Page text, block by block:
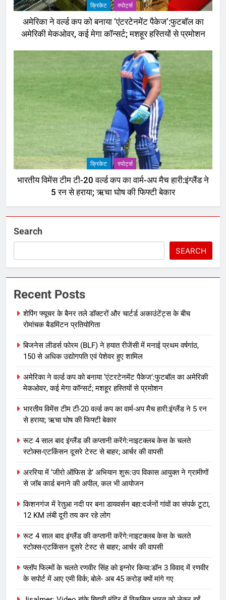
क्रिकेट ‎स्पोर्ट्स
अमेरिका ने वर्ल्ड कप को बनाया ‘एंटरटेनमेंट पैकेज’:फुटबॉल का
अमेरिकी मेकओवर, कई मेगा कॉन्सर्ट; मशहूर हस्तियों से प्रमोशन
क्रिकेट ‎स्पोर्ट्स
भारतीय विमेंस टीम टी-20 वर्ल्ड कप का वार्म-अप मैच हारी:इंग्लैंड ने
5 रन से हराया; ऋचा घोष की फिफ्टी बेकार
Search
SEARCH
Recent Posts
शेपिंग फ्यूचर के बैनर तले डॉक्टरों और चार्टर्ड अकाउंटेंट्स के बीच
रोमांचक बैडमिंटन प्रतियोगिता
बिजनेस लीडर्स फोरम (BLF) ने हयात रीजेंसी में मनाई प्रथम वर्षगांठ,
150 से अधिक उद्योगपति एवं पेशेवर हुए शामिल
अमेरिका ने वर्ल्ड कप को बनाया ‘एंटरटेनमेंट पैकेज’:फुटबॉल का अमेरिकी
मेकओवर, कई मेगा कॉन्सर्ट; मशहूर हस्तियों से प्रमोशन
भारतीय विमेंस टीम टी-20 वर्ल्ड कप का वार्म-अप मैच हारी:इंग्लैंड ने 5 रन
से हराया; ऋचा घोष की फिफ्टी बेकार
रूट 4 साल बाद इंग्लैंड की कप्तानी करेंगे:नाइटक्लब केस के चलते
स्टोक्स-एटकिंसन दूसरे टेस्ट से बाहर; आर्चर की वापसी
अररिया में ‘जीरो ऑफिस डे’ अभियान शुरू:उप विकास आयुक्त ने ग्रामीणों
से जॉब कार्ड बनाने की अपील, कल भी आयोजन
किशनगंज में रेतुआ नदी पर बना डायवर्सन बहा:दर्जनों गांवों का संपर्क टूटा,
12 KM लंबी दूरी तय कर रहे लोग
रूट 4 साल बाद इंग्लैंड की कप्तानी करेंगे:नाइटक्लब केस के चलते
स्टोक्स-एटकिंसन दूसरे टेस्ट से बाहर; आर्चर की वापसी
फ्लॉप फिल्मों के चलते रणवीर सिंह को इग्नोर किया:डॉन 3 विवाद में रणवीर
के सपोर्ट में आए एमी विर्क; बोले- अब 45 करोड़ क्यों मांगे गए